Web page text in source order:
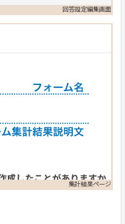
回答設定編集画面
集計結果ページ